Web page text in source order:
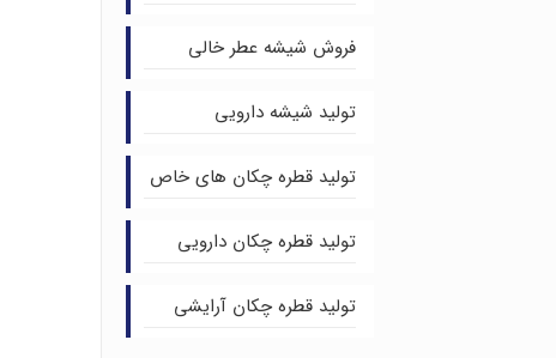
فروش شیشه عطر خالی
تولید شیشه دارویی
تولید قطره چکان های خاص
تولید قطره چکان دارویی
تولید قطره چکان آرایشی